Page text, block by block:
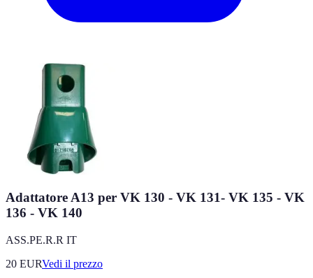
Adattatore A13 per VK 130 - VK 131- VK 135 - VK
136 - VK 140
ASS.PE.R.R IT
20 EURVedi il prezzo